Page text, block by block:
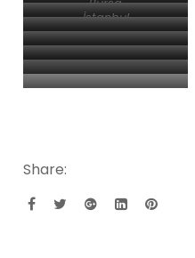
Bursa
İstanbul
İstanbul
İstanbul
İstanbul
İstanbul
Share: